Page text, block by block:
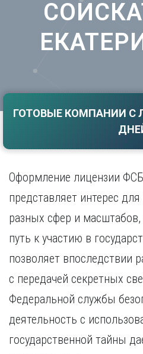
Волгоград
Е
Екатеринбург
Иваново
Ижевск
Иркутск
К
Казань
Калининград
Калуга
Кемерово
Краснодар
Красноярск
Курган
Курск
Липецк
М
ГОТОВЫЕ КОМПАНИИ С
Оформление лицензии ФСБ
представляет интерес
разных сфер и
путь к участию в
позволяет впоследствии
с передачей секретных
Федеральной службы
деятельность с
государственной тайны